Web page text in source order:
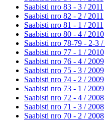
Saabisti nro 83 - 3 / 2011
Saabisti nro 82 - 2 / 2011
Saabisti nro 81 - 1 / 2011
Saabisti nro 80 - 4 / 2010
Saabisti nro 78-79 - 2-3 /
Saabisti nro 77 - 1 / 2010
Saabisti nro 76 - 4 / 2009
Saabisti nro 75 - 3 / 2009
Saabisti nro 74 - 2 / 2009
Saabisti nro 73 - 1 / 2009
Saabisti nro 72 - 4 / 2008
Saabisti nro 71 - 3 / 2008
Saabisti nro 70 - 2 / 2008